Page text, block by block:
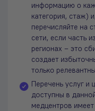
информацию о
категория, стаж)
перечисляйте на
сети, если часть
регионах – это
создает
только
Перечень услуг и
доступны в
медцентров